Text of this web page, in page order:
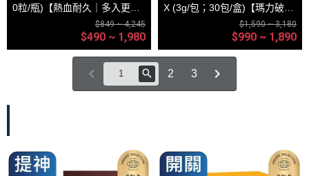
0粒/瓶)【熱血耐久｜多入更優
$849 ~ 4,245
$490 ~ 1,980
X (3g/包；30包/盒)【瑪力破表
$1,590 ~ 3,180
$990 ~ 1,890
2 3